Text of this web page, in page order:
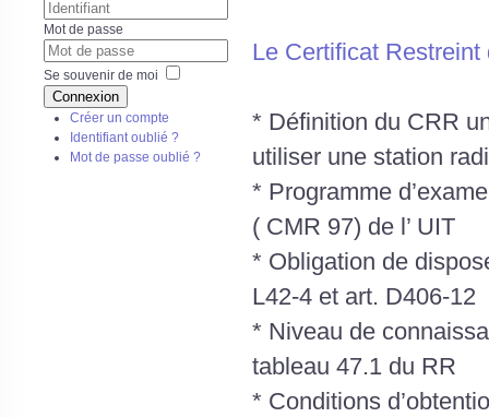
Mot de passe
Se souvenir de moi
Connexion
Créer un compte
Identifiant oublié ?
Mot de passe oublié ?
Le Certificat
* Définition du CRR
utiliser une station
* Programme
( CMR 97) de l’ UIT
* Obligation de
L42-4 et art. D406-12
* Niveau de
tableau 47.1 du RR
* Conditions